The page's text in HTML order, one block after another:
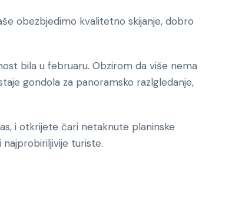
obezbjedimo kvalitetno skijanje, dobro
bila u februaru. Obzirom da više nema
gondola za panoramsko razlgledanje,
i otkrijete čari netaknute planinske
turiste.